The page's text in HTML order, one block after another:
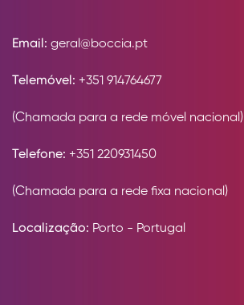
Email: geral@boccia.pt
Telemóvel: +351 914764677
(Chamada para a rede móvel nacional)
Telefone: +351 220931450
(Chamada para a rede fixa nacional)
Localização: Porto - Portugal